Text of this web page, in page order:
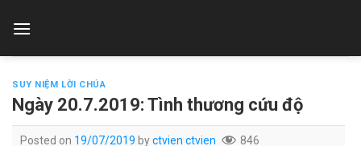
SUY NIỆM LỜI CHÚA
Ngày 20.7.2019: Tình thương cứu độ
Posted on 19/07/2019 byctvien ctvien 846